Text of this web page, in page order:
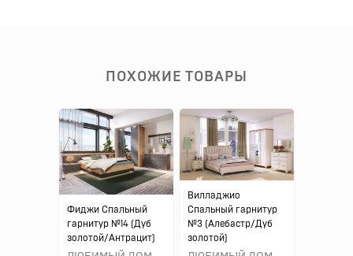
ПОХОЖИЕ ТОВАРЫ
Фиджи Спальный
гарнитур №14 (Дуб
золотой/Антрацит)
Вилладжио
Спальный гарнитур
№3 (Алебастр/Дуб
золотой)